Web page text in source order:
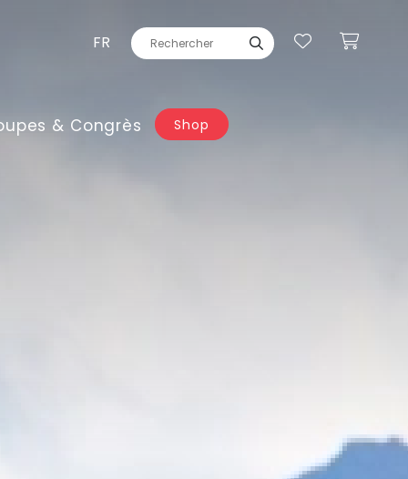
FR
& Congrès Shop